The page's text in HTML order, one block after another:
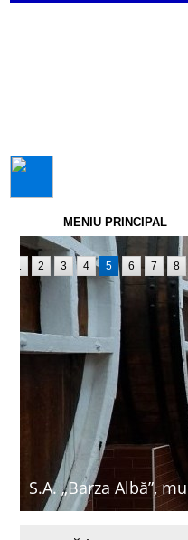
MENIU PRINCIPAL
S.A. „Barza Albă”,
1 2 3 4 5 6 7 8